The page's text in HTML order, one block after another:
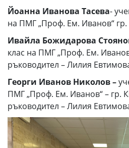
Йоанна Иванова Тасева-
на ПМГ „Проф. Ем. Иванов“
Ивайла Божидарова
клас на ПМГ „Проф. Ем.
ръководител – Лилия
Георги Иванов Николов –
ПМГ „Проф. Ем. Иванов“ – гр.
ръководител – Лилия